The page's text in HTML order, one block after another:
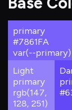
primary
#7861FA
var(--primary)
Light
primary
rgb(147,
128, 251)